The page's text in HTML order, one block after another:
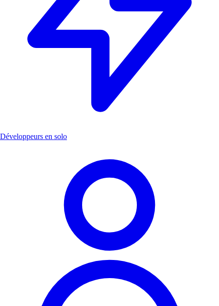
Développeurs en solo